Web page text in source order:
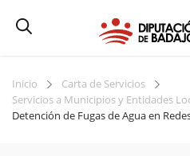
Inicio
Carta de Servicios
Servicios a Municipios y Entidades
Detención de Fugas de Agua en